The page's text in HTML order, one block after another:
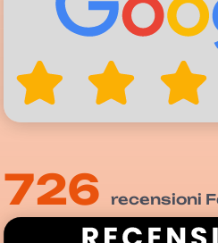
726 recensioni